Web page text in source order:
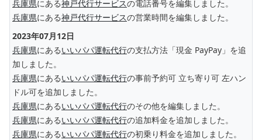
兵庫県にある神戸代行サービスの電話番号を編集しました。
兵庫県にある神戸代行サービスの営業時間を編集しました。
2023年07月12日
兵庫県にあるいいパパ運転代行の支払方法「現金 PayPay」を追
加しました。
兵庫県にあるいいパパ運転代行の事前予約可 立ち寄り可 左ハン
ドル可を追加しました。
兵庫県にあるいいパパ運転代行のその他を編集しました。
兵庫県にあるいいパパ運転代行の追加料金を追加しました。
兵庫県にあるいいパパ運転代行の初乗り料金を追加しました。